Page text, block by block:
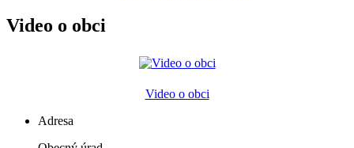
Video o obci
Video o obci
Adresa